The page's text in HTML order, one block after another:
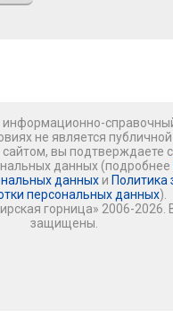
не является
вы подтверждаете
данных (подробнее
данных и Политика
персональных данных).
горница» 2006-2026.
защищены.